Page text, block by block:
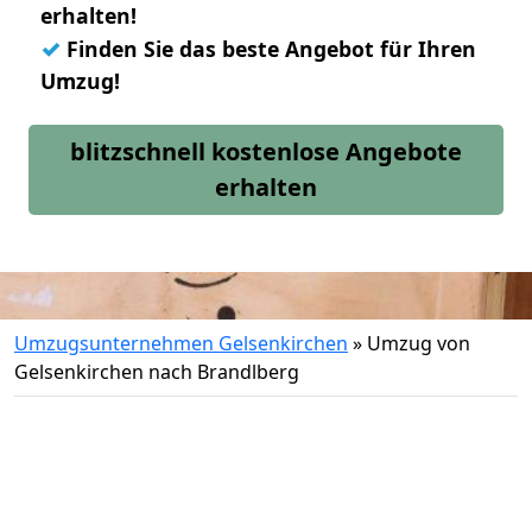
erhalten!
✓ Finden Sie das beste Angebot für Ihren
Umzug!
blitzschnell kostenlose Angebote
erhalten
Umzugsunternehmen Gelsenkirchen » Umzug von
Gelsenkirchen nach Brandlberg